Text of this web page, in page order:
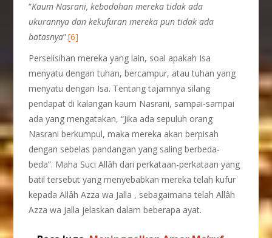
“Kaum Nasrani, kebodohan mereka tidak ada
ukurannya dan kekufuran mereka pun tidak ada
batasnya”.[6]
Perselisihan mereka yang lain, soal apakah Isa
menyatu dengan tuhan, bercampur, atau tuhan yang
menyatu dengan Isa. Tentang tajamnya silang
pendapat di kalangan kaum Nasrani, sampai-sampai
ada yang mengatakan, “Jika ada sepuluh orang
Nasrani berkumpul, maka mereka akan berpisah
dengan sebelas pandangan yang saling berbeda-
beda”. Maha Suci Allâh dari perkataan-perkataan yang
batil tersebut yang menyebabkan mereka telah kufur
kepada Allâh Azza wa Jalla , sebagaimana telah Allâh
Azza wa Jalla jelaskan dalam beberapa ayat.